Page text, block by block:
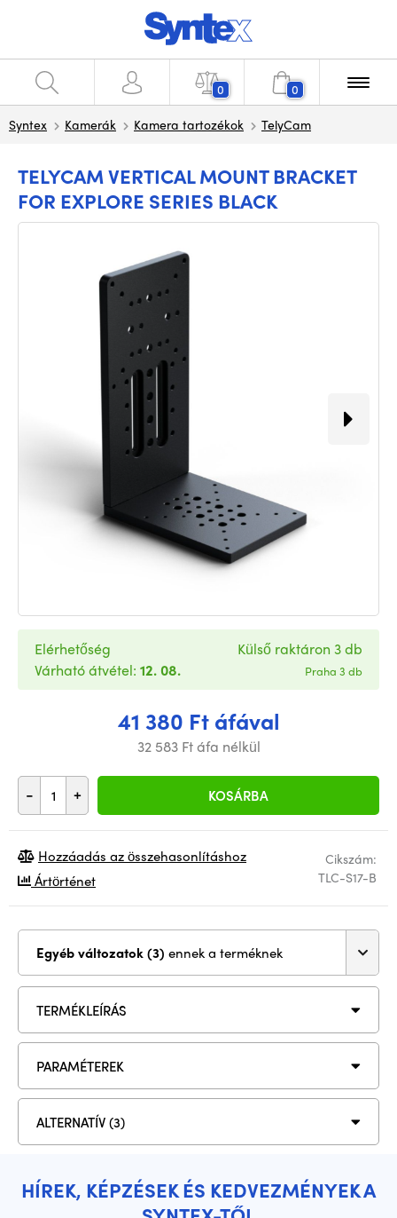
0 0
Syntex Kamerák Kamera tartozékok TelyCam
TELYCAM VERTICAL MOUNT BRACKET
FOR EXPLORE SERIES BLACK
41 380 Ft áfával
32 583 Ft áfa nélkül
- + KOSÁRBA
Elérhetőség
Várható átvétel: 12. 08.
Külső raktáron 3 db
Praha 3 db
Cikszám:
TLC-S17-B
Hozzáadás az összehasonlításhoz
Ártörténet
Egyéb változatok (3) ennek a terméknek
TERMÉKLEÍRÁS
PARAMÉTEREK
ALTERNATÍV (3)
HÍREK, KÉPZÉSEK ÉS KEDVEZMÉNYEK A